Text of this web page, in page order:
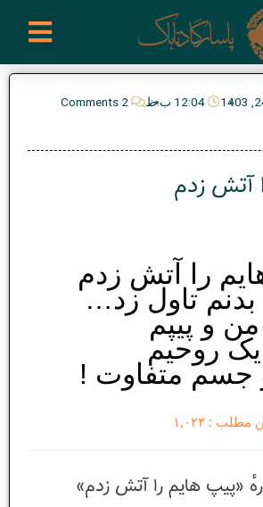
12:04 ب.ظ 2 Comments
آتش زدم
را آتش زدم
بدنم تاول زد…
من و پیپم
یک روحیم
جسم متفاوت !
مطلب : ۱,۰۲۳